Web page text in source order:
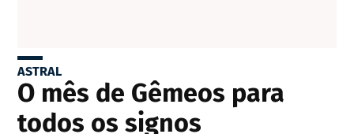
ASTRAL
O mês de Gêmeos para
todos os signos